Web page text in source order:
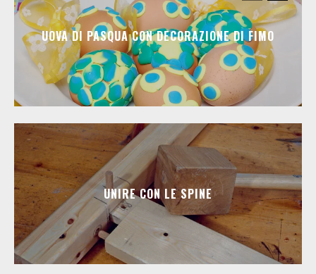
UOVA DI PASQUA CON DECORAZIONE DI FIMO
UNIRE CON LE SPINE